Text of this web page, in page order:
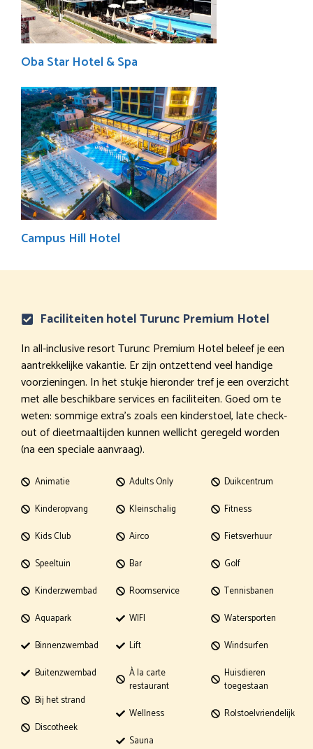
Oba Star Hotel & Spa
Campus Hill Hotel
Faciliteiten hotel Turunc Premium Hotel
In all-inclusive resort Turunc Premium Hotel beleef je een
aantrekkelijke vakantie. Er zijn ontzettend veel handige
voorzieningen. In het stukje hieronder tref je een overzicht
met alle beschikbare services en faciliteiten. Goed om te
weten: sommige extra’s zoals een kinderstoel, late check-
out of dieetmaaltijden kunnen wellicht geregeld worden
(na een speciale aanvraag).
Animatie
Kinderopvang
Kids Club
Speeltuin
Kinderzwembad
Aquapark
Binnenzwembad
Buitenzwembad
Bij het strand
Discotheek
Adults Only
Kleinschalig
Airco
Bar
Roomservice
WIFI
Lift
À la carte
restaurant
Wellness
Sauna
Duikcentrum
Fitness
Fietsverhuur
Golf
Tennisbanen
Watersporten
Windsurfen
Huisdieren
toegestaan
Rolstoelvriendelijk